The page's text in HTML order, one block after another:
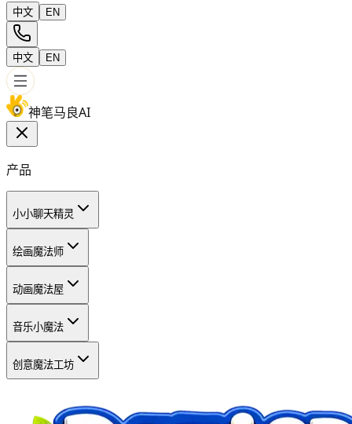
中文 EN
中文 EN
神笔马良AI
产品
小小聊天精灵
绘画魔法师
动画魔法屋
音乐小魔法
创意魔法工坊